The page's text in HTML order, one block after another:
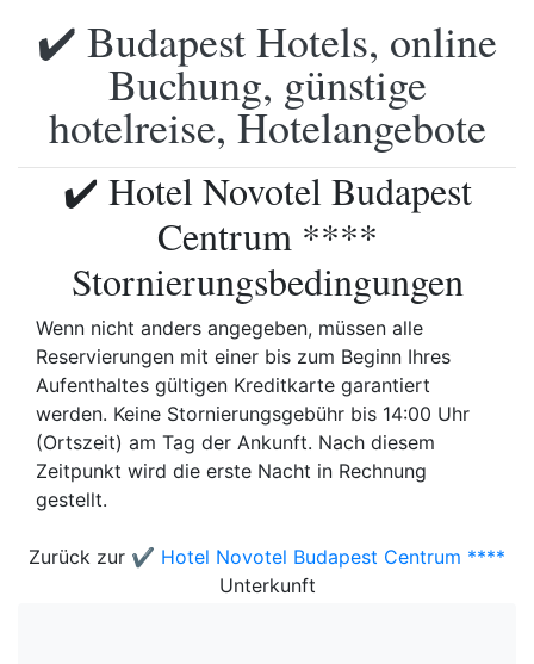
✔️ Budapest Hotels, online
Buchung, günstige
hotelreise, Hotelangebote
✔️ Hotel Novotel Budapest
Centrum ****
Stornierungsbedingungen
Wenn nicht anders angegeben, müssen alle
Reservierungen mit einer bis zum Beginn Ihres
Aufenthaltes gültigen Kreditkarte garantiert
werden. Keine Stornierungsgebühr bis 14:00 Uhr
(Ortszeit) am Tag der Ankunft. Nach diesem
Zeitpunkt wird die erste Nacht in Rechnung
gestellt.
Zurück zur ✔️ Hotel Novotel Budapest Centrum ****
Unterkunft